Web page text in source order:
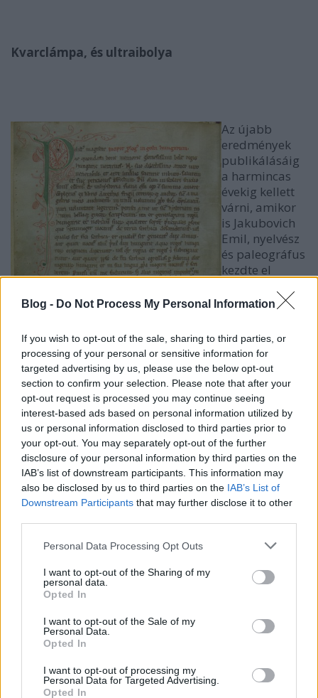
Blog - Do Not Process My Personal Information
If you wish to opt-out of the sale, sharing to third parties, or
processing of your personal or sensitive information for
targeted advertising by us, please use the below opt-out
section to confirm your selection. Please note that after your
opt-out request is processed you may continue seeing
interest-based ads based on personal information utilized by
us or personal information disclosed to third parties prior to
your opt-out. You may separately opt-out of the further
disclosure of your personal information by third parties on the
IAB’s list of downstream participants. This information may
also be disclosed by us to third parties on the IAB’s List of
Downstream Participants that may further disclose it to other
Please note that this website/app uses one or more Google
not limited to your visit or usage behaviour. You may click to
grant or deny consent to Google and its third-party tags to
use your data for below specified purposes in below Google
consent section.
Personal Data Processing Opt Outs
I want to opt-out of the Sharing of my
personal data.
Opted In
I want to opt-out of the Sale of my
Personal Data.
Opted In
I want to opt-out of processing my
Personal Data for Targeted Advertising.
Opted In
Kvarclámpa, és ultraibolya
"P. dictus magister ac quondam bona
memoriae bele gloriosissimi bele regis
Hungariae notarius"
Az újabb
eredmények
publikálásáig
a harmincas
évekig kellett
várni, amikor
is Jakubovich
Emil, nyelvész
és paleográfus
kezdte el
kutatását. Ő
és ibolyántúli
sugárzással
vizsgálta a
kéziratot,
egészen
pontosan az
üres első
oldalt.
Jakubovich
ugyanis
helyesen vette
észre, hogy az első üres oldalon levakarás nyomai
láthatóak, és egy laboratóriumban kvarclámpa
levakart szöveget. Az akkoriban használt tinta
vastartalmú volt, így hiába vakarták le a látható
írást, a pergamenbe beszívódott vas miatt a
kvarclámpa fényénél a levakart részek láthatóvá
válnak. (Az így készült képek elérhetőek a Középkori
kútfőink kritikus kérdései Bp. 1974. könyvben.) Mint
kiderült, több-kevesebb sikerrel, de a második oldal
nem volt ott, sőt, túl kis helyet hagyott számára a
másoló. Valószínűleg ez lehetett az oka, hogy az első